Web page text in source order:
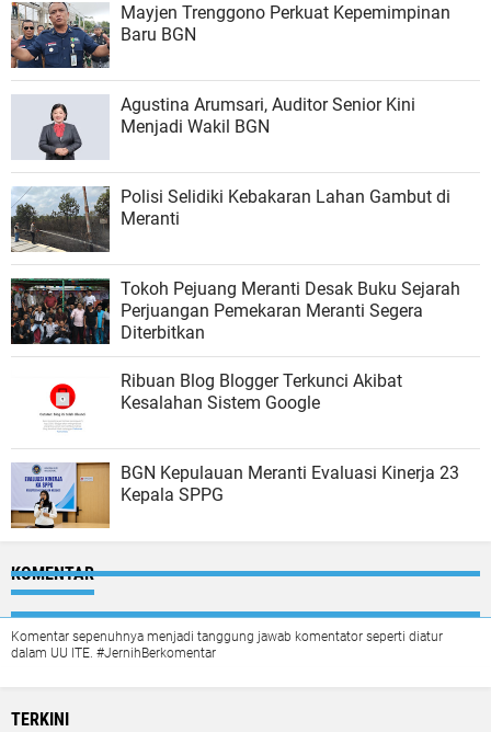
Mayjen Trenggono Perkuat Kepemimpinan
Baru BGN
Agustina Arumsari, Auditor Senior Kini
Menjadi Wakil BGN
Polisi Selidiki Kebakaran Lahan Gambut di
Meranti
Tokoh Pejuang Meranti Desak Buku Sejarah
Perjuangan Pemekaran Meranti Segera
Diterbitkan
Ribuan Blog Blogger Terkunci Akibat
Kesalahan Sistem Google
BGN Kepulauan Meranti Evaluasi Kinerja 23
Kepala SPPG
KOMENTAR
Komentar sepenuhnya menjadi tanggung jawab komentator seperti diatur
dalam UU ITE. #JernihBerkomentar
TERKINI